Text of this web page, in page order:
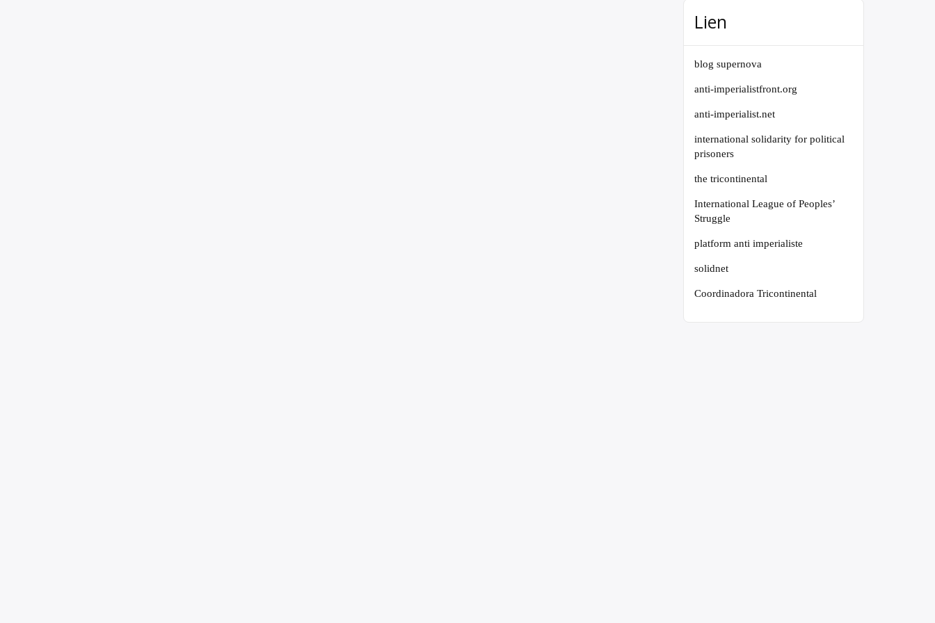
Lien
blog supernova
anti-imperialistfront.org
anti-imperialist.net
international solidarity for political
prisoners
the tricontinental
International League of Peoples’
Struggle
platform anti imperialiste
solidnet
Coordinadora Tricontinental